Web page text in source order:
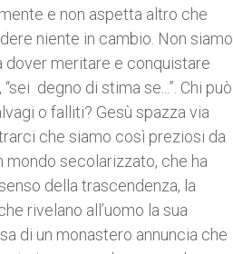
e non aspetta altro che
niente in cambio. Non siamo
dover meritare e conquistare
degno di stima se...”. Chi può
o falliti? Gesù spazza via
che siamo così preziosi da
mondo secolarizzato, che ha
della trascendenza, la
rivelano all’uomo la sua
di un monastero annuncia che